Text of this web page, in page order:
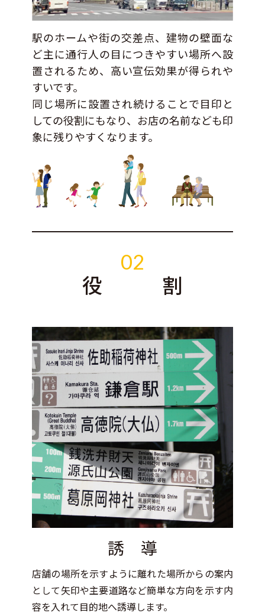
駅のホームや街の交差点、建物の壁面な
ど主に通行人の目につきやすい場所へ設
置されるため、高い宣伝効果が得られや
すいです。
同じ場所に設置され続けることで目印と
しての役割にもなり、お店の名前なども印
象に残りやすくなります。
02
役 割
誘 導
店舗の場所を示すように離れた場所からの案内
として矢印や主要道路など簡単な方向を示す内
容を入れて目的地へ誘導します。